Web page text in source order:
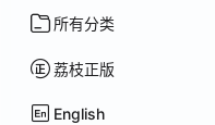
所有分类
荔枝正版
English